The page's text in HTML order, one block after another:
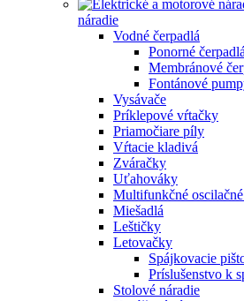
náradie
Vodné čerpadlá
Ponorné čerpadlá
Membránové
Fontánové
Vysávače
Príklepové vŕtačky
Priamočiare píly
Vŕtacie kladivá
Zváračky
Uťahováky
Multifunkčné
Miešadlá
Leštičky
Letovačky
Spájkovacie
Príslušenstvo k
Stolové náradie